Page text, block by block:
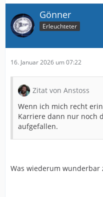
Gönner
Erleuchteter
16. Januar 2026 um 07:22
Zitat von Anstoss
Wenn ich mich recht
Karriere dann nur noch
aufgefallen.
Was wiederum wunderbar